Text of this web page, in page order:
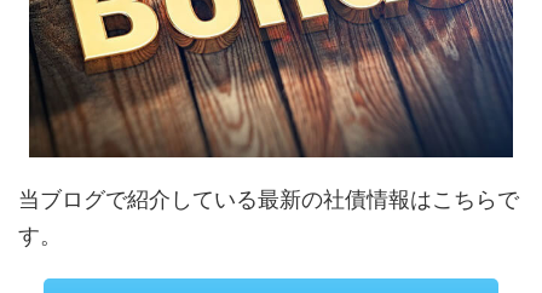
当ブログで紹介している最新の社債情報はこちらで
す。